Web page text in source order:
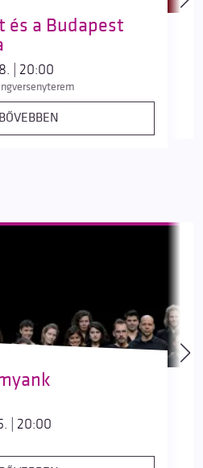
és a Budapest
| 20:00
BŐVEBBEN
| 20:00